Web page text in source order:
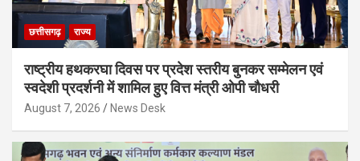
छत्तीसगढ़ राज्य
राष्ट्रीय हथकरघा दिवस पर प्रदेश स्तरीय बुनकर सम्मेलन एवं
स्वदेशी प्रदर्शनी में शामिल हुए वित्त मंत्री ओपी चौधरी
August 7, 2026 News Desk